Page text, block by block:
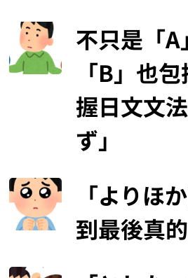
不只是「A
「B」也
握日文文
ず」
「よりほ
到最後真